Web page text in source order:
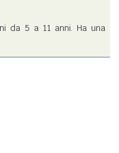
da 5 a 11 anni. Ha una